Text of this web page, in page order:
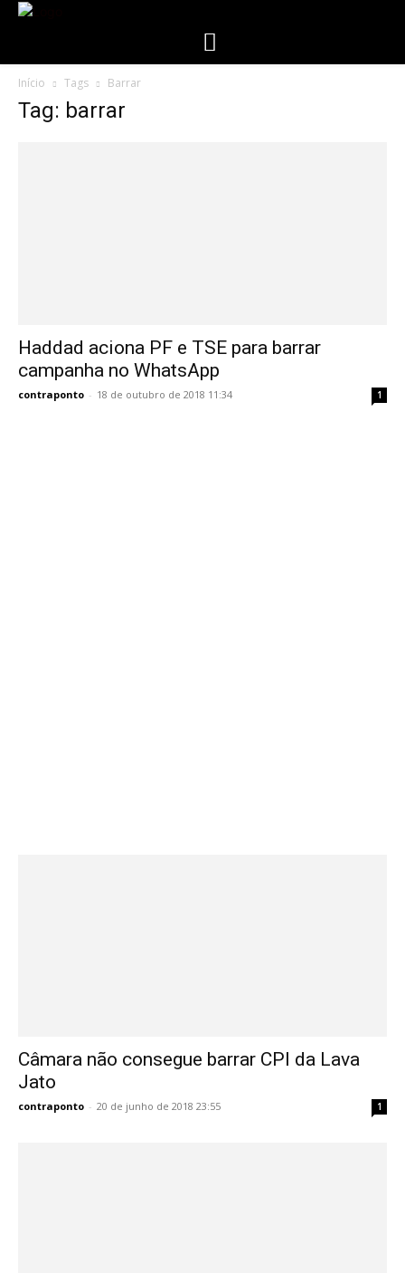
Início Tags Barrar
Tag: barrar
Haddad aciona PF e TSE para barrar
campanha no WhatsApp
contraponto - 18 de outubro de 2018 11:34 1
Câmara não consegue barrar CPI da Lava
Jato
contraponto - 20 de junho de 2018 23:55 1